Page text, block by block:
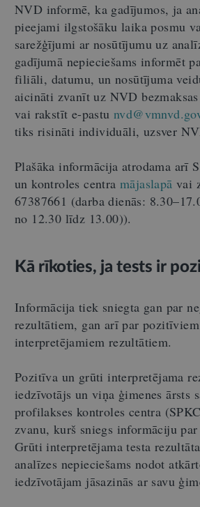
NVD informē, ka gadījumos, ja
pieejami ilgstošāku laika posmu
sarežģījumi ar nosūtījumu uz
gadījumā nepieciešams informēt
filiāli, datumu, un nosūtījuma
aicināti zvanīt uz NVD
vai rakstīt e-pastu
tiks risināti individuāli, uzsver
Plašāka informācija atrodama arī
un kontroles centra mājaslapā vai
67387661 (darba dienās:
no 12.30 līdz 13.00)).
Kā rīkoties, ja tests ir
Informācija tiek sniegta gan par
rezultātiem, gan arī par
interpretējamiem rezultātiem.
Pozitīva un grūti interpretējama
iedzīvotājs un viņa ģimenes ārsts
profilakses kontroles centra
zvanu, kurš sniegs informāciju
Grūti interpretējama testa
analīzes nepieciešams nodot
iedzīvotājam jāsazinās ar savu